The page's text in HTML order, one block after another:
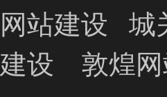
网站建设
城
建设
敦煌